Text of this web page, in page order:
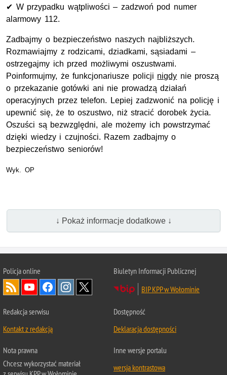
✔ W przypadku wątpliwości – zadzwoń pod numer
alarmowy 112.
Zadbajmy o bezpieczeństwo naszych najbliższych.
Rozmawiajmy z rodzicami, dziadkami, sąsiadami –
ostrzegajmy ich przed możliwymi oszustwami.
Poinformujmy, że funkcjonariusze policji nigdy nie proszą
o przekazanie gotówki ani nie prowadzą działań
operacyjnych przez telefon. Lepiej zadzwonić na policję i
upewnić się, że to oszustwo, niż stracić dorobek życia.
Oszuści są bezwzględni, ale możemy ich powstrzymać
dzięki wiedzy i czujności. Razem zadbajmy o
bezpieczeństwo seniorów!
Wyk. OP
↓ Pokaż informacje dodatkowe ↓
Policja online
Biuletyn Informacji Publicznej
BIP KPP w Wołominie
Redakcja serwisu
Kontakt z redakcją
Dostępność
Deklaracja dostępności
Nota prawna
Chcesz wykorzystać materiał
Inne wersje portalu
wersja kontrastowa